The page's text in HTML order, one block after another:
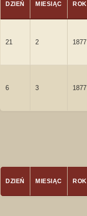
DZIEŃ MIESIĄC ROK
21 2 1877
6 3 1877
DZIEŃ MIESIĄC ROK